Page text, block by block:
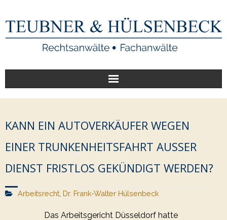
Start
Unsere Leistungen
Veröffentlichungen
KANN EIN AUTOVERKÄUFER WEGEN
EINER TRUNKENHEITSFAHRT AUSSER D
IENST FRISTLOS GEKÜNDIGT WERDEN?
Arbeitsrecht, Dr. Frank-Walter Hülsenbeck
Das Arbeitsgericht Düsseldorf hatte